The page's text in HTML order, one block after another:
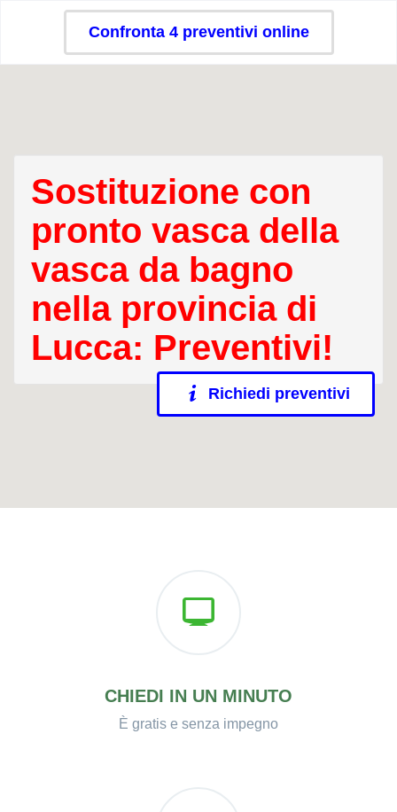
Confronta 4 preventivi online
Sostituzione con
pronto vasca della
vasca da bagno
nella provincia di
Lucca: Preventivi!
Richiedi preventivi
CHIEDI IN UN MINUTO
È gratis e senza impegno